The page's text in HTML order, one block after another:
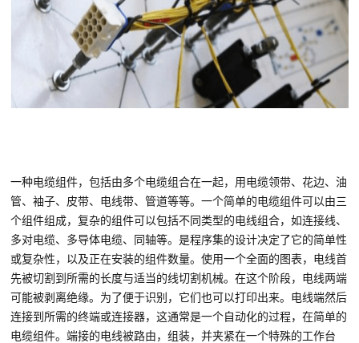
一种电缆组件，包括由多个电缆组合在一起，用电缆领带、花边、油
管、袖子、皮带、电线带、管道等等。一个简单的电缆组件可以由三
个组件组成，复杂的组件可以包括不同类型的电线组合，如连接线、
多对电缆、多导体电缆、同轴等。是程序集的设计决定了它的简单性
或复杂性，以及正在安装的组件数量。使用一个全面的图表，电线首
先被切割到所需的长度与适当的线切割机械。在这个阶段，电线两端
可能被剥离绝缘。为了便于识别，它们也可以打印出来。电线端然后
连接到所需的终端或连接器，这通常是一个自动化的过程，在简单的
电缆组件。端接的电线被路由，组装，并夹紧在一个特殊的工作台